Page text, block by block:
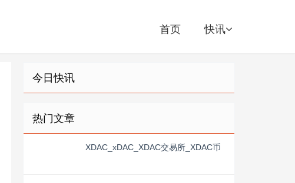
首页 快讯
今日快讯
热门文章
XDAC_xDAC_XDAC交易所_XDAC币